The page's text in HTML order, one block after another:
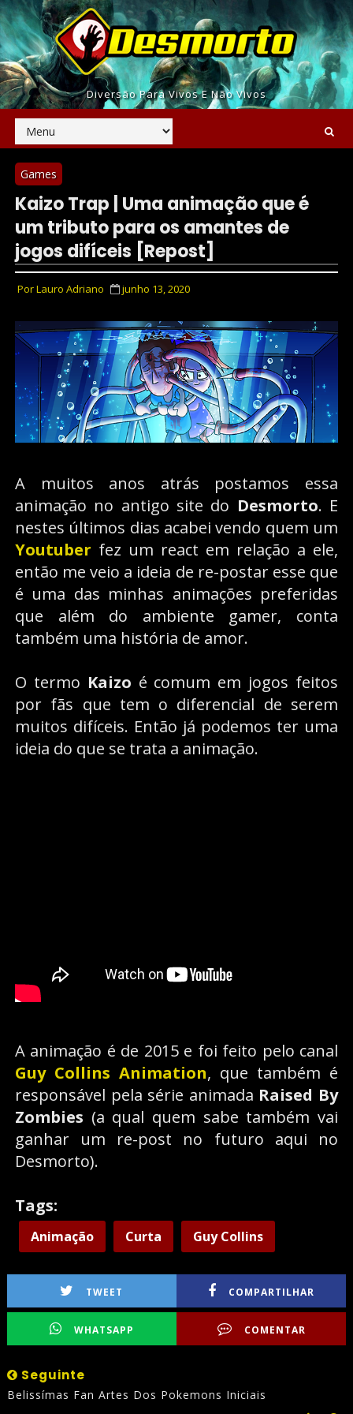
Diversão Para Vivos E Não Vivos
Games
Kaizo Trap | Uma animação que é
um tributo para os amantes de
jogos difíceis [Repost]
PorLauro Adriano junho 13, 2020
A muitos anos atrás postamos essa
animação no antigo site do Desmorto. E
nestes últimos dias acabei vendo quem um
Youtuber fez um react em relação a ele,
então me veio a ideia de re-postar esse que
é uma das minhas animações preferidas
que além do ambiente gamer, conta
também uma história de amor.
O termo Kaizo é comum em jogos feitos
por fãs que tem o diferencial de serem
muitos difíceis. Então já podemos ter uma
ideia do que se trata a animação.
A animação é de 2015 e foi feito pelo canal
Guy Collins Animation, que também é
responsável pela série animada Raised By
Zombies (a qual quem sabe também vai
ganhar um re-post no futuro aqui no
Desmorto).
Tags:
Animação Curta Guy Collins
TWEET COMPARTILHAR
WHATSAPP COMENTAR
Seguinte
Belissímas Fan Artes Dos Pokemons Iniciais